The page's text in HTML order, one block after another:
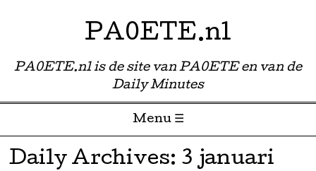
PA0ETE.nl
PA0ETE.nl is de site van PA0ETE en van de
Daily Minutes
Menu ☰
Skip to content
Daily Archives: 3 januari